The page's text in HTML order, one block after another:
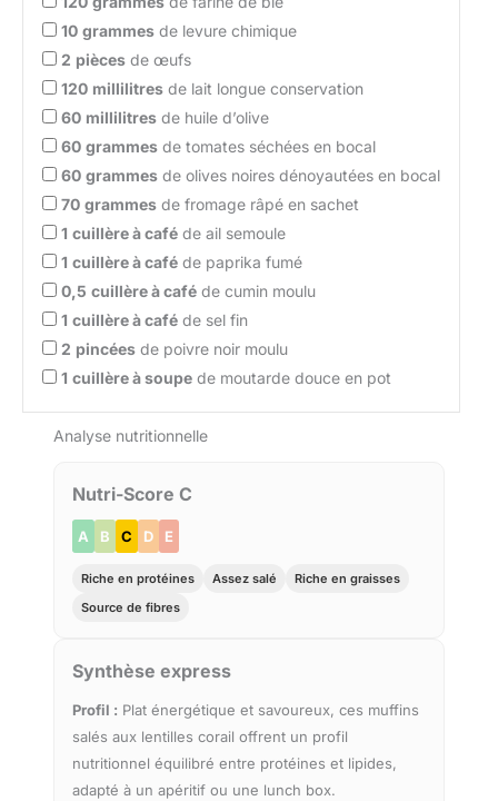
10 grammes de levure chimique
2 pièces de œufs
120 millilitres de lait longue conservation
60 millilitres de huile d’olive
60 grammes de tomates séchées en bocal
60 grammes de olives noires dénoyautées en bocal
70 grammes de fromage râpé en sachet
1 cuillère à café de ail semoule
1 cuillère à café de paprika fumé
0,5 cuillère à café de cumin moulu
1 cuillère à café de sel fin
2 pincées de poivre noir moulu
1 cuillère à soupe de moutarde douce en pot
Analyse nutritionnelle
Nutri-Score C
A B C D E
Riche en protéines Assez salé
Riche en graisses
Source de fibres
Synthèse express
Profil : Plat énergétique et savoureux, ces muffins
salés aux lentilles corail offrent un profil
nutritionnel équilibré entre protéines et lipides,
adapté à un apéritif ou une lunch box.